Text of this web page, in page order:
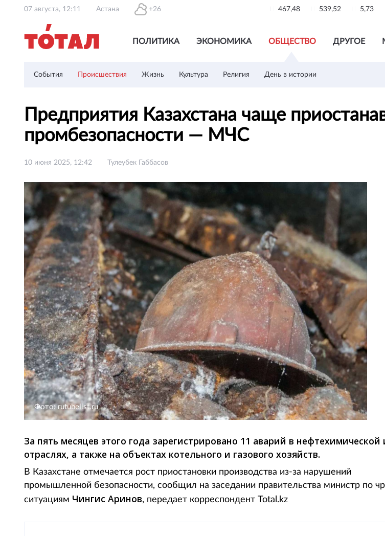
07 августа, 12:11 Астана +26 467,48 539,52 5,73
ПОЛИТИКА ЭКОНОМИКА ОБЩЕСТВО ДРУГОЕ
События Происшествия Жизнь Культура Религия День в истории
Предприятия Казахстана чаще
промбезопасности — МЧС
10 июня 2025, 12:42 Тулеубек Габбасов
Фото: rutubelist.ru
За пять месяцев этого года зарегистрировано 11 аварий в нефтехимической
отраслях, а также на объектах котельного и газового хозяйств.
В Казахстане отмечается рост приостановки производства из-за нарушений
промышленной безопасности, сообщил на заседании правительства министр по
ситуациям Чингис Аринов, передает корреспондент Total.kz